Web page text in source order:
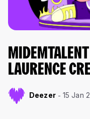
LAURENCE
Deezer 15 Jan